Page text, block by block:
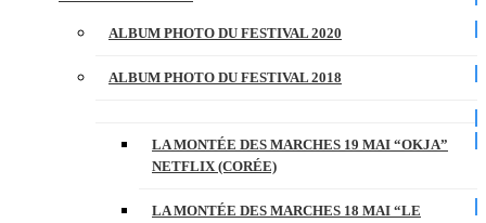
ALBUM PHOTO DU FESTIVAL 2020
ALBUM PHOTO DU FESTIVAL 2018
LA MONTÉE DES MARCHES 19 MAI “OKJA”
NETFLIX (CORÉE)
LA MONTÉE DES MARCHES 18 MAI “LE